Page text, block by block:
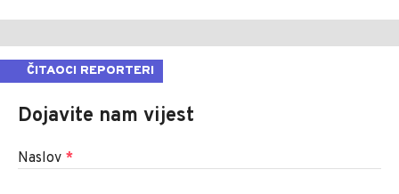
ČITAOCI REPORTERI
Dojavite nam vijest
Naslov *